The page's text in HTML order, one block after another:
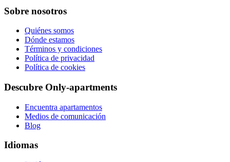
Sobre nosotros
Quiénes somos
Dónde estamos
Términos y condiciones
Política de privacidad
Política de cookies
Descubre Only-apartments
Encuentra apartamentos
Medios de comunicación
Blog
Idiomas